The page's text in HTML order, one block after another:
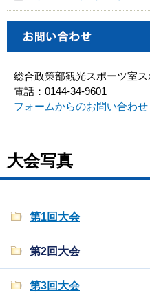
総合政策部観光スポーツ室
電話：0144-34-9601
フォームからのお問い合わせ
大会写真
第1回大会
第2回大会
第3回大会